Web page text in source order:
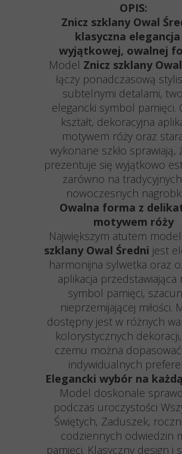
OPIS:
Znicz szklany Owal
klasyczna
wyjątkowej, owalnej
Model Znicz szklany
łączy ponadczasową
subtelnymi detalami,
elegancki symbol pamięci.
kształt, dekoracyjna
motywem róży oraz
wykonane szkło sprawiają,
prezentuje się wyjątkowo
zarówno na
nowoczesnych
Owalna forma z
motywem róży
Największym atutem
szklany Owal Średni jest
harmonijna sylwetka oraz
aplikacja przedstawiająca
symbol pamięci,
nieprzemijającej miłości.
dostępny jest w różnych
kolorystycznych
czemu można
indywidualnych
Elegancki wybór na
Model doskonale
podczas uroczystości
Świętych, Zaduszek,
codziennych odwiedzin
pamięci. Klasyczny design i